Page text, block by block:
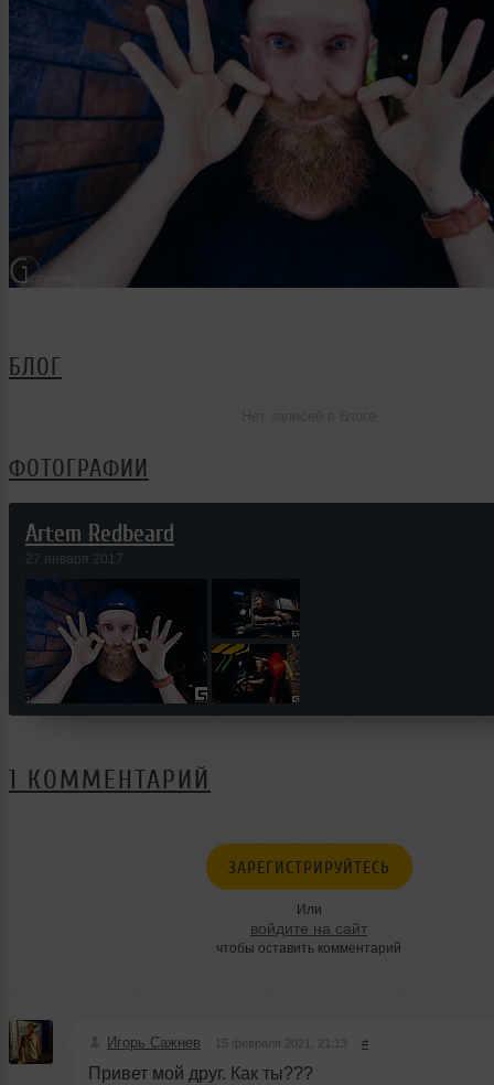
БЛОГ
ФОТОГРАФИИ
Artem Redbeard
27 января 2017
1 КОММЕНТАРИЙ
ЗАРЕГИСТРИРУЙТЕСЬ
Или
войдите на сайт
чтобы оставить комментарий
Игорь Сажнев 15 февраля 2021, 21:13 #
Привет мой друг. Как ты???